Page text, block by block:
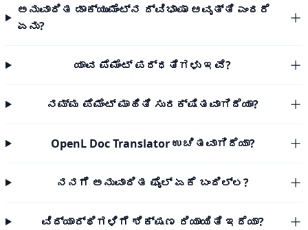
ಅನುವಾದಿತ ಡಾಕ್ಯುಮೆಂಟ್‌ನ ದ್ವಿಭಾಷಾ ಆವೃತ್ತಿ ಎಂದರೆ
ಏನು?
ಯಾವ ಪೆಮೆಂಟ್ ಪದ್ಧತಿಗಳು ಇವೆ?
ನಮ್ಮ ಪೆಮೆಂಟ್ ಮಾಹಿತಿ ಸುರಕ್ಷಿತವಾಗಿದೆಯಾ?
OpenL Doc Translator ಉಚಿತವಾಗಿದೆಯಾ?
ನನಗೆ ಅನುವಾದಿತ ಫೈಲ್ ಏಕೆ ಬಂದಿಲ್ಲ?
ವಿದ್ಯಾರ್ಥಿಗಳಿಗೆ ಶಿಕ್ಷಣ ರಿಯಾಯಿತಿ ಇದೆಯಾ?